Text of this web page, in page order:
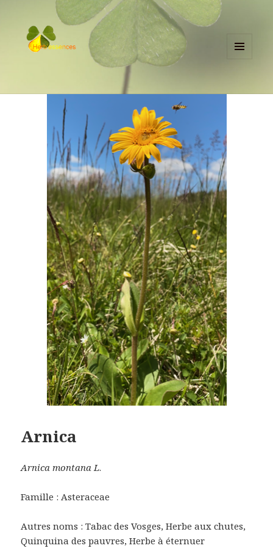
herbessences.fr
Arnica
Arnica montana L.
Famille : Asteraceae
Autres noms : Tabac des Vosges, Herbe aux chutes,
Quinquina des pauvres, Herbe à éternuer